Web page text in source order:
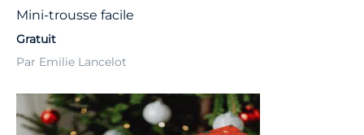
Mini-trousse facile
Gratuit
Par Emilie Lancelot